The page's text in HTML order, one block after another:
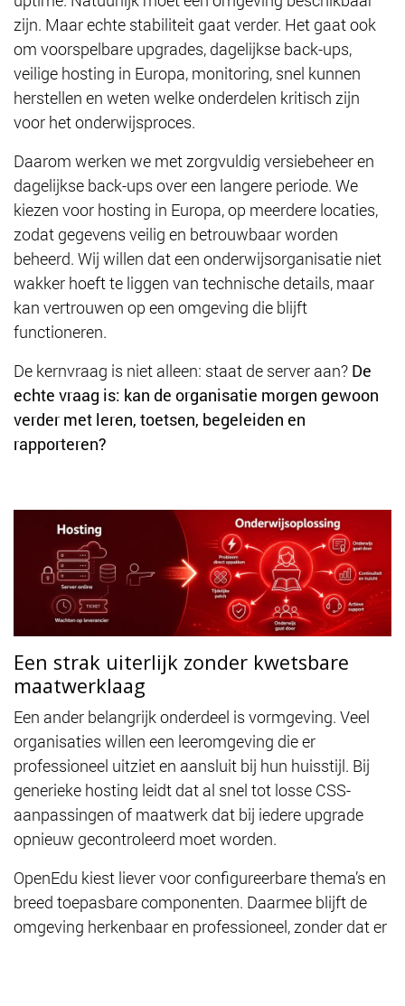
zijn. Maar echte stabiliteit gaat verder. Het gaat ook
om voorspelbare upgrades, dagelijkse back-ups,
veilige hosting in Europa, monitoring, snel kunnen
herstellen en weten welke onderdelen kritisch zijn
voor het onderwijsproces.
Daarom werken we met zorgvuldig versiebeheer en
dagelijkse back-ups over een langere periode. We
kiezen voor hosting in Europa, op meerdere locaties,
zodat gegevens veilig en betrouwbaar worden
beheerd. Wij willen dat een onderwijsorganisatie niet
wakker hoeft te liggen van technische details, maar
kan vertrouwen op een omgeving die blijft
functioneren.
De kernvraag is niet alleen: staat de server aan? De
echte vraag is: kan de organisatie morgen gewoon
verder met leren, toetsen, begeleiden en
rapporteren?
Een strak uiterlijk zonder kwetsbare
maatwerklaag
Een ander belangrijk onderdeel is vormgeving. Veel
organisaties willen een leeromgeving die er
professioneel uitziet en aansluit bij hun huisstijl. Bij
generieke hosting leidt dat al snel tot losse CSS-
aanpassingen of maatwerk dat bij iedere upgrade
opnieuw gecontroleerd moet worden.
OpenEdu kiest liever voor configureerbare thema’s en
breed toepasbare componenten. Daarmee blijft de
omgeving herkenbaar en professioneel, zonder dat er